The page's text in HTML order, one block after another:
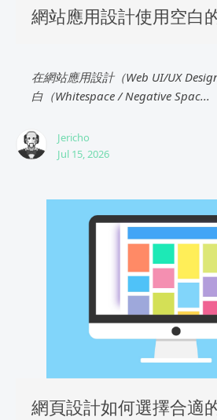
網站應用設計使用空白
在網站應用設計（Web UI/UX
白（Whitespace / Negative Spac...
Jericho
Jul 15, 2026
網頁設計如何選擇合適